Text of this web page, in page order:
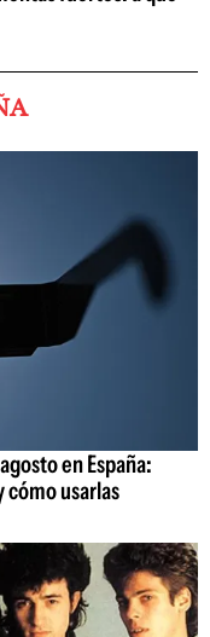
en España:
cómo usarlas